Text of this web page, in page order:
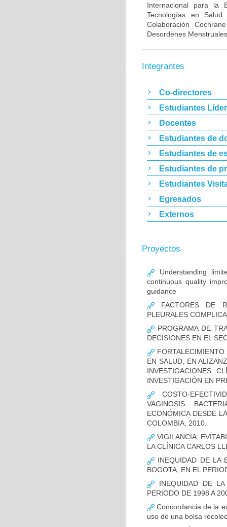
Internacional para la
Tecnologías en
Colaboración
Desordenes
Integrantes
Co-directores
Estudiantes
Docentes
Estudiantes de
Estudiantes de
Estudiantes de
Estudiantes
Egresados
Externos
Proyectos
Understanding
continuous quality
guidance
FACTORES DE
PLEURALES
PROGRAMA DE
DECISIONES EN EL
EN SALUD, EN
INVESTIGACIONES
INVESTIGACIÓN EN
COSTO-
VAGINOSIS
ECONÓMICA DESDE
COLOMBIA, 2010.
VIGILANCIA,
LA CLÍNICA CARLOS
INEQUIDAD DE LA
BOGOTA, EN EL
INEQUIDAD DE
PERIODO DE 1998 A
Concordancia de la
uso de una bolsa